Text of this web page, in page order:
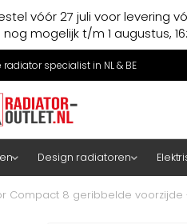
vóór 27 juli voor levering
mogelijk t/m 1 augustus,
radiator specialist in NL & BE
Design radiatoren
Compact 8 geribbelde voorzijde